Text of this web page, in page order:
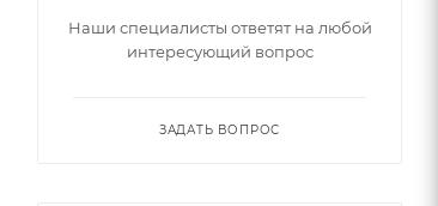
Наши специалисты ответят на любой
интересующий вопрос
ЗАДАТЬ ВОПРОС